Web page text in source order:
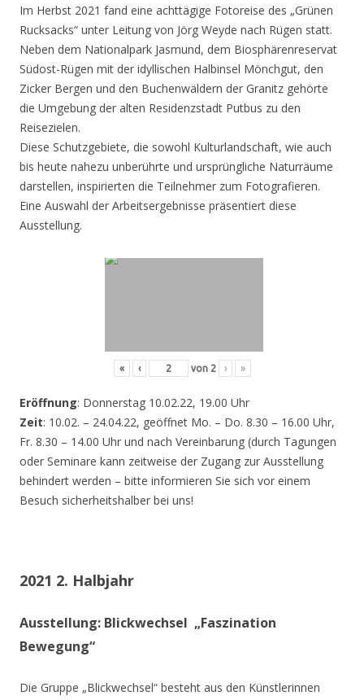
Im Herbst 2021 fand eine achttägige Fotoreise des „Grünen
Rucksacks“ unter Leitung von Jörg Weyde nach Rügen statt.
Neben dem Nationalpark Jasmund, dem Biosphärenreservat
Südost-Rügen mit der idyllischen Halbinsel Mönchgut, den
Zicker Bergen und den Buchenwäldern der Granitz gehörte
die Umgebung der alten Residenzstadt Putbus zu den
Reisezielen.
Diese Schutzgebiete, die sowohl Kulturlandschaft, wie auch
bis heute nahezu unberührte und ursprüngliche Naturräume
darstellen, inspirierten die Teilnehmer zum Fotografieren.
Eine Auswahl der Arbeitsergebnisse präsentiert diese
Ausstellung.
« ‹ von 2 › »
Eröffnung: Donnerstag 10.02.22, 19.00 Uhr
Zeit: 10.02. – 24.04.22, geöffnet Mo. – Do. 8.30 – 16.00 Uhr,
Fr. 8.30 – 14.00 Uhr und nach Vereinbarung (durch Tagungen
oder Seminare kann zeitweise der Zugang zur Ausstellung
behindert werden – bitte informieren Sie sich vor einem
Besuch sicherheitshalber bei uns!
2021 2. Halbjahr
Ausstellung: Blickwechsel „Faszination
Bewegung“
Die Gruppe „Blickwechsel“ besteht aus den Künstlerinnen